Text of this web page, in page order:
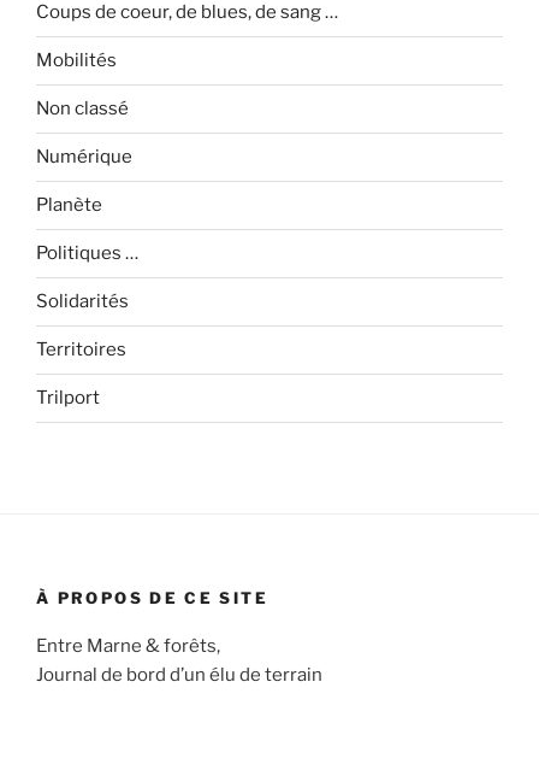
Coups de coeur, de blues, de sang …
Mobilités
Non classé
Numérique
Planète
Politiques …
Solidarités
Territoires
Trilport
À PROPOS DE CE SITE
Entre Marne & forêts,
Journal de bord d’un élu de terrain